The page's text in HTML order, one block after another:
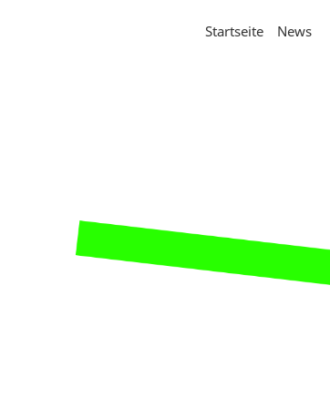
Startseite News